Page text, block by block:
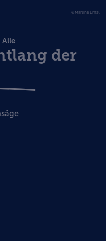
©Martine Ernst
Alle
der